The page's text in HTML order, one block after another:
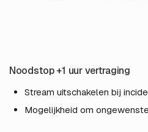
Noodstop +1 uur vertraging
Stream uitschakelen bij
Mogelijkheid om